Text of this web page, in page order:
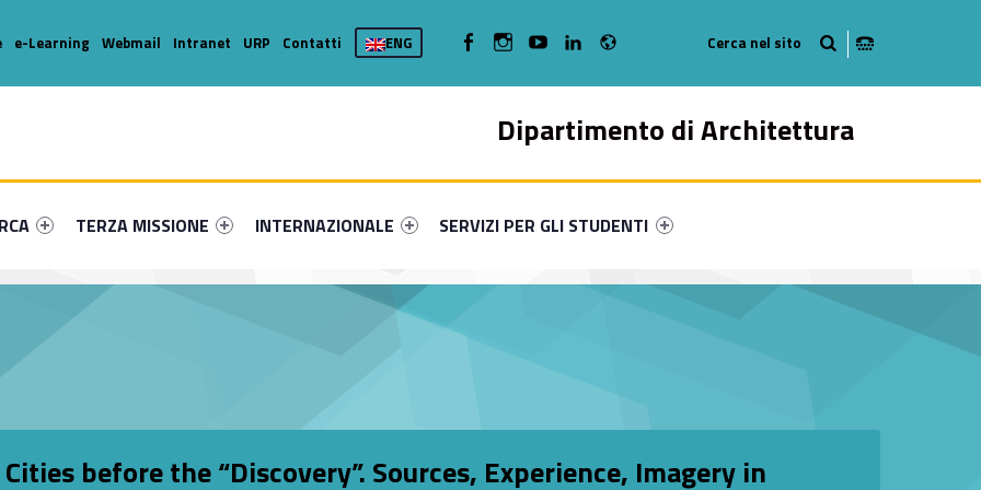
Dipartimento di Architettura
primary-87404-16
#link-menu-primary-19103-36
Link identifier #link-menu-primary-79409-46
TERZA MISSIONE
Link identifier #link-menu-primary-12245-49
INTERNAZIONALE
Link identifier #link-menu-primary-78671-57
SERVIZI PER GLI STUDENTI
e-Learning Webmail Intranet URP Contatti ENG WebMan on FacebookWebMan on Instagram
WebMan on YoutubeWebMan on Linkedin
before the “Discovery”. Sources, Experience, Imagery in